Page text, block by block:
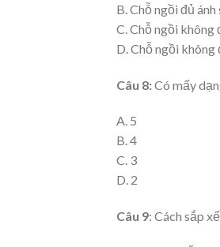
B. Chỗ ngồi đủ
C. Chỗ ngồi không
D. Chỗ ngồi không
Câu 8:Có mấy
A. 5
B. 4
C. 3
D. 2
Câu 9: Cách sắp